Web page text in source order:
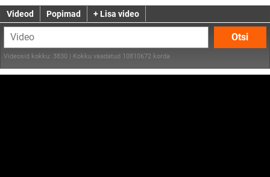
Videod Popimad + Lisa video
Otsi
Videosid kokku: 3830 | Kokku vaadatud 10810672 korda